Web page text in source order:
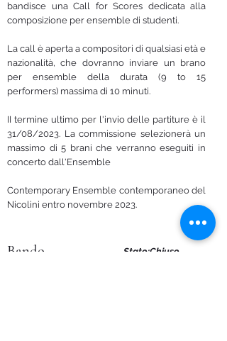
bandisce una Call for Scores dedicata alla
composizione per ensemble di studenti.
La call è aperta a compositori di qualsiasi età e
nazionalità, che dovranno inviare un brano
per ensemble della durata (9 to 15
performers) massima di 10 minuti.
II termine ultimo per l'invio delle partiture è il
31/08/2023. La commissione selezionerà un
massimo di 5 brani che verranno eseguiti in
concerto dall'Ensemble
Contemporary Ensemble contemporaneo del
Nicolini entro novembre 2023.
Bando Stato:Chiuso